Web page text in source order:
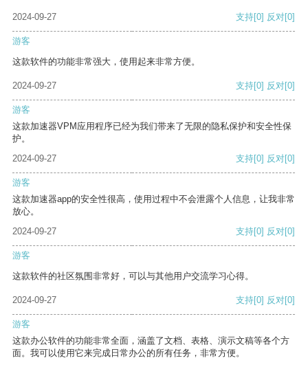
2024-09-27 支持[0] 反对[0]
游客
这款软件的功能非常强大，使用起来非常方便。
2024-09-27 支持[0] 反对[0]
游客
这款加速器VPM应用程序已经为我们带来了无限的隐私保护和安全性保
护。
2024-09-27
支持[0] 反对[0]
游客
这款加速器app的安全性很高，使用过程中不会泄露个人信息，让我非常
放心。
2024-09-27
支持[0] 反对[0]
游客
这款软件的社区氛围非常好，可以与其他用户交流学习心得。
2024-09-27 支持[0] 反对[0]
游客
这款办公软件的功能非常全面，涵盖了文档、表格、演示文稿等各个方
面。我可以使用它来完成日常办公的所有任务，非常方便。